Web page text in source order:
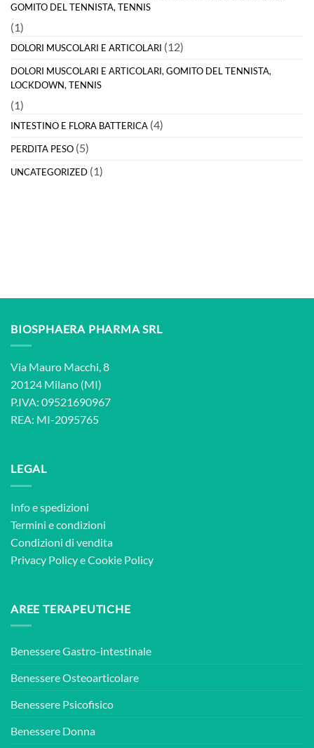
GOMITO DEL TENNISTA, TENNIS
(1)
DOLORI MUSCOLARI E ARTICOLARI (12)
DOLORI MUSCOLARI E ARTICOLARI, GOMITO DEL TENNISTA,
LOCKDOWN, TENNIS
(1)
INTESTINO E FLORA BATTERICA (4)
PERDITA PESO (5)
UNCATEGORIZED (1)
BIOSPHAERA PHARMA SRL
Via Mauro Macchi, 8
20124 Milano (MI)
P.IVA: 09521690967
REA: MI-2095765
LEGAL
Info e spedizioni
Termini e condizioni
Condizioni di vendita
Privacy PolicyeCookie Policy
AREE TERAPEUTICHE
Benessere Gastro-intestinale
Benessere Osteoarticolare
Benessere Psicofisico
Benessere Donna